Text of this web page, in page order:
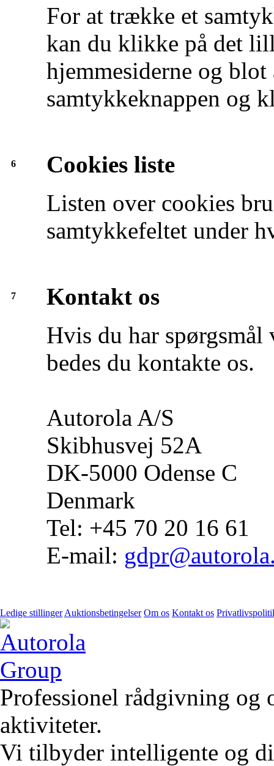
For at trække et
kan du klikke på det
hjemmesiderne og
samtykkeknappen og
6
Cookies liste
Listen over cookies
samtykkefeltet under
7
Kontakt os
Hvis du har spørgsmål
bedes du kontakte os.
Autorola A/S
Skibhusvej 52A
DK-5000 Odense C
Denmark
Tel: +45 70 20 16 61
E-mail:
Ledige stillinger Auktionsbetingelser Om os Kontakt os
Professionel rådgivning og
aktiviteter.
Vi tilbyder intelligente og